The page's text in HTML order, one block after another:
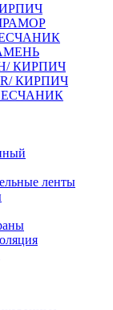
КИРПИЧ
КИРПИЧ
ленты